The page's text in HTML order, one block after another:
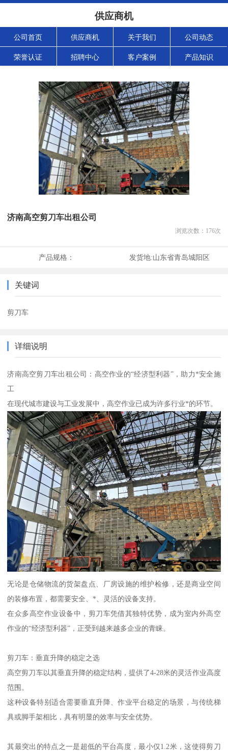
供应商机
公司首页 供应商机 关于我们 公司动态
荣誉认证 招聘中心 客户案例 产品知识
济南高空剪刀车出租公司
浏览次数： 176次
产品规格： 发货地:山东省青岛城阳区
关键词
剪刀车
详细说明
济南高空剪刀车出租公司：高空作业的“经济型利器”，助力*安全施
工
在现代城市建设与工业发展中，高空作业已成为许多行业*的环节。
无论是仓储物流的货架盘点、厂房设施的维护检修，还是商业空间
的装修布置，都需要安全、*、灵活的设备支持。
在众多高空作业设备中，剪刀车凭借其独特优势，成为室内外高空
作业的“经济型利器”，正受到越来越多企业的青睐。
剪刀车：垂直升降的稳定之选
高空剪刀车以其垂直升降的稳定结构，提供了4-28米的灵活作业高度
范围。
这种设备特别适合需要垂直升降、作业平台稳定的场景，与传统梯
具或脚手架相比，具有明显的效率与安全优势。
其最突出的特点之一是超低的平台高度，最小仅1.2米，这使得剪刀